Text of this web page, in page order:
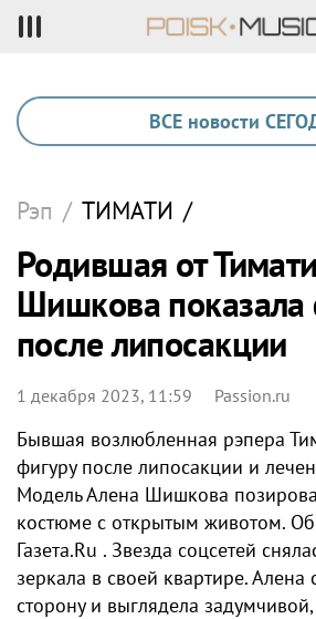
ВСЕ новости
Рэп / ТИМАТИ /
Родившая от
Шишкова показала
после липосакции
1 декабря 2023, 11:59 Passion.ru
Бывшая возлюбленная рэпера
фигуру после липосакции и
Модель Алена Шишкова
костюме с открытым животом.
Газета.Ru . Звезда соцсетей
зеркала в своей квартире. Алена
сторону и выглядела